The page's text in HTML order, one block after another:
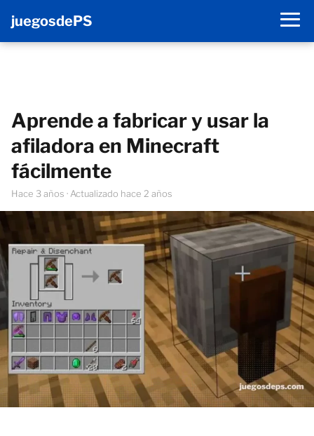
juegosdePS
Aprende a fabricar y usar la
afiladora en Minecraft
fácilmente
hace 3 años · Actualizado hace 2 años